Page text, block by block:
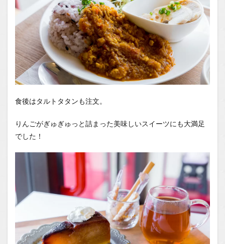
食後はタルトタタンも注文。
りんごがぎゅぎゅっと詰まった美味しいスイーツにも大満足
でした！